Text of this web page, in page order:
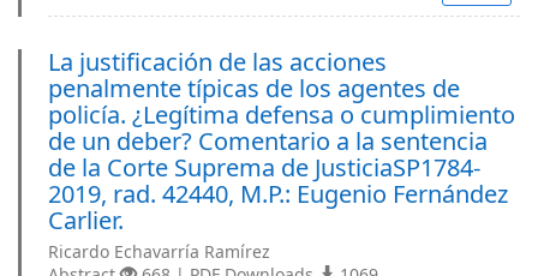
La justificación de las acciones
penalmente típicas de los agentes de
policía. ¿Legítima defensa o cumplimiento
de un deber? Comentario a la sentencia
de la Corte Suprema de JusticiaSP1784-
2019, rad. 42440, M.P.: Eugenio Fernández
Carlier.
Ricardo Echavarría Ramírez